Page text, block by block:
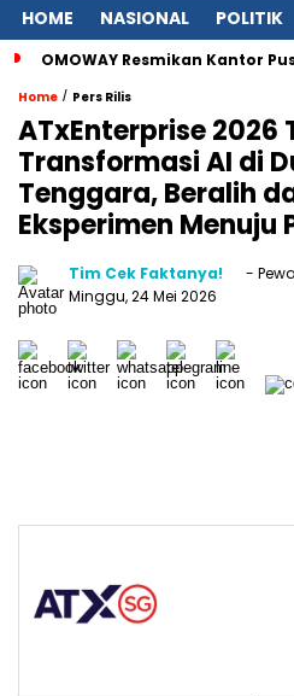
HOME NASIONAL POLITIK
OMOWAY Resmikan Kantor
Home / Pers Rilis
ATxEnterprise 2026
Transformasi AI di
Tenggara, Beralih
Eksperimen Menuju
Tim Cek Faktanya!
-
Minggu, 24 Mei 2026